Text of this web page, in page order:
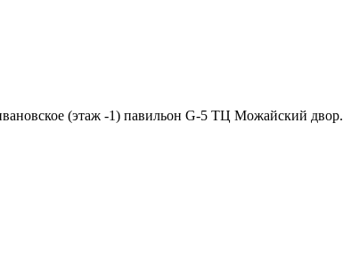
(этаж -1) павильон G-5 ТЦ Можайский двор.